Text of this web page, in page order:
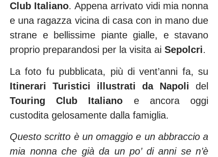
Club Italiano. Appena arrivato vidi mia nonna
e una ragazza vicina di casa con in mano due
strane e bellissime piante gialle, e stavano
proprio preparandosi per la visita ai Sepolcri.
La foto fu pubblicata, più di vent’anni fa, su
Itinerari Turistici illustrati da Napoli del
Touring Club Italiano e ancora oggi
custodita gelosamente dalla famiglia.
Questo scritto è un omaggio e un abbraccio a
mia nonna che già da un po’ di anni se n’è